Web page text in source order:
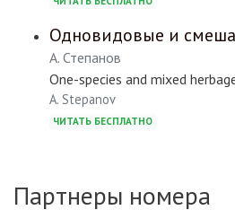
Одновидовые и
А. Степанов
One-species and mixed
A. Stepanov
ЧИТАТЬ БЕСПЛАТНО
Партнеры номера